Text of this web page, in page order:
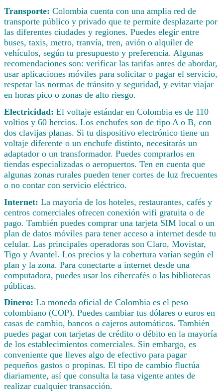
Transporte: Colombia cuenta con una amplia red de
transporte público y privado que te permite desplazarte por
las diferentes ciudades y regiones. Puedes elegir entre
buses, taxis, metro, tranvía, tren, avión o alquiler de
vehículos, según tu presupuesto y preferencia. Algunas
recomendaciones son: verificar las tarifas antes de abordar,
usar aplicaciones móviles para solicitar o pagar el servicio,
respetar las normas de tránsito y seguridad, y evitar viajar
en horas pico o zonas de alto riesgo.
Electricidad: El voltaje estándar en Colombia es de 110
voltios y 60 hercios. Los enchufes son de tipo A o B, con
dos clavijas planas. Si tu dispositivo electrónico tiene un
voltaje diferente o un enchufe distinto, necesitarás un
adaptador o un transformador. Puedes comprarlos en
tiendas especializadas o aeropuertos. Ten en cuenta que
algunas zonas rurales pueden tener cortes de luz frecuentes
o no contar con servicio eléctrico.
Internet: La mayoría de los hoteles, restaurantes, cafés y
centros comerciales ofrecen conexión wifi gratuita o de
pago. También puedes comprar una tarjeta SIM local o un
plan de datos móviles para tener acceso a internet desde tu
celular. Las principales operadoras son Claro, Movistar,
Tigo y Avantel. Los precios y la cobertura varían según el
plan y la zona. Para conectarte a internet desde una
computadora, puedes usar los cibercafés o las bibliotecas
públicas.
Dinero: La moneda oficial de Colombia es el peso
colombiano (COP). Puedes cambiar tus dólares o euros en
casas de cambio, bancos o cajeros automáticos. También
puedes pagar con tarjetas de crédito o débito en la mayoría
de los establecimientos comerciales. Sin embargo, es
conveniente que lleves algo de efectivo para pagar
pequeños gastos o propinas. El tipo de cambio fluctúa
diariamente, así que consulta la tasa vigente antes de
realizar cualquier transacción.